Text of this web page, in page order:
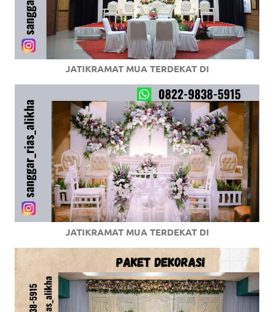
JATIKRAMAT MUA TERDEKAT DI
JATIKRAMAT MUA TERDEKAT DI